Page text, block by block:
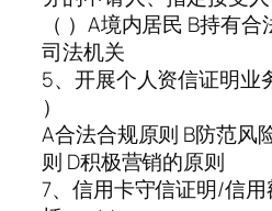
（ ）A境内居民 B持有
司法机关
5、开展个人资信证明业
）
A合法合规原则 B防范风
则 D积极营销的原则
7、信用卡守信证明/信